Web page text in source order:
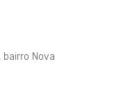
bairro Nova